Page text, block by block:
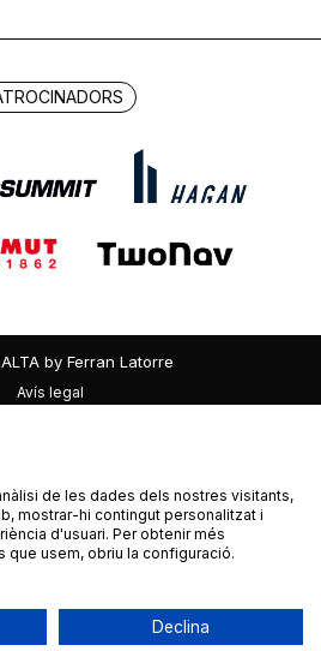
by Ferran Latorre
Avís legal
By 100x100net
de les dades dels nostres visitants,
mostrar-hi contingut personalitzat i
d'usuari. Per obtenir més
usem, obriu la configuració.
Declina